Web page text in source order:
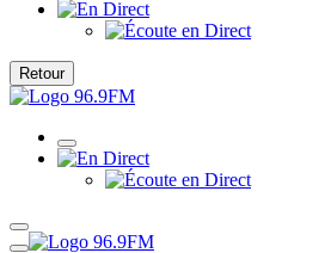
Retour